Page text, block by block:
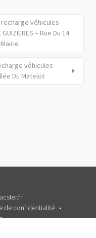
recharge véhicules
– Rue Du 14
véhicules
Du Matelot
de confidentialité